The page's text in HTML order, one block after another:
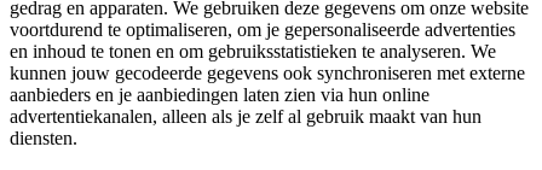
gedrag en apparaten. We gebruiken deze gegevens om onze website
voortdurend te optimaliseren, om je gepersonaliseerde advertenties
en inhoud te tonen en om gebruiksstatistieken te analyseren. We
kunnen jouw gecodeerde gegevens ook synchroniseren met externe
aanbieders en je aanbiedingen laten zien via hun online
advertentiekanalen, alleen als je zelf al gebruik maakt van hun
diensten.